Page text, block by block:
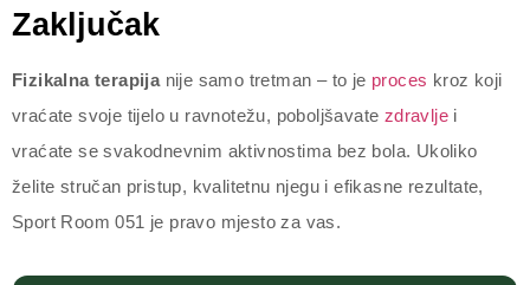
Zaključak
Fizikalna terapijanije samo tretman – to je proces kroz koji
vraćate svoje tijelo u ravnotežu, poboljšavate zdravlje i
vraćate se svakodnevnim aktivnostima bez bola. Ukoliko
želite stručan pristup, kvalitetnu njegu i efikasne rezultate,
Sport Room 051 je pravo mjesto za vas.